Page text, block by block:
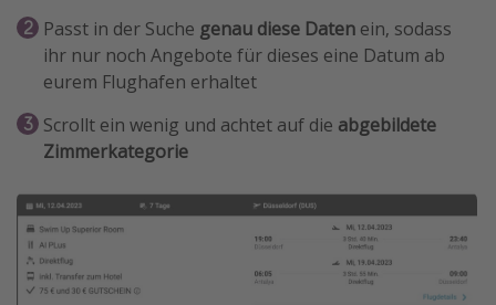
Passt in der Suche genau diese Daten ein, sodass
ihr nur noch Angebote für dieses eine Datum ab
eurem Flughafen erhaltet
Scrollt ein wenig und achtet auf die abgebildete
Zimmerkategorie